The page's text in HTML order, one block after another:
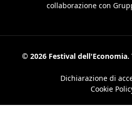
collaborazione con
© 2026 Festival
Dichiarazione di
Cookie